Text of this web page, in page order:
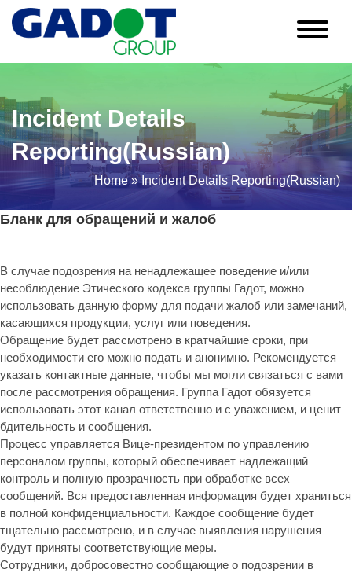
content
Incident Details
Reporting(Russian)
Home»Incident Details Reporting(Russian)
Бланк для обращений и жалоб
В случае подозрения на ненадлежащее поведение и/или
несоблюдение Этического кодекса группы Гадот, можно
использовать данную форму для подачи жалоб или замечаний,
касающихся продукции, услуг или поведения.
Обращение будет рассмотрено в кратчайшие сроки, при
необходимости его можно подать и анонимно. Рекомендуется
указать контактные данные, чтобы мы могли связаться с вами
после рассмотрения обращения. Группа Гадот обязуется
использовать этот канал ответственно и с уважением, и ценит
бдительность и сообщения.
Процесс управляется Вице-президентом по управлению
персоналом группы, который обеспечивает надлежащий
контроль и полную прозрачность при обработке всех
сообщений. Вся предоставленная информация будет храниться
в полной конфиденциальности. Каждое сообщение будет
тщательно рассмотрено, и в случае выявления нарушения
будут приняты соответствующие меры.
Сотрудники, добросовестно сообщающие о подозрении в